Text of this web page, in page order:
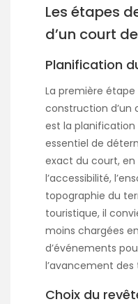
Les étapes
d’un court
Planification
La première étape
construction d’un
est la planification
essentiel de
exact du court,
l’accessibilité,
topographie du
touristique, il
moins chargées
d’événements
l’avancement des
Choix du